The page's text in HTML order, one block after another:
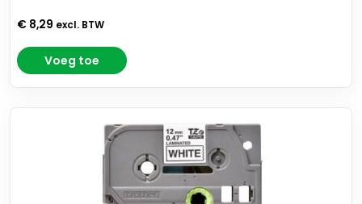
€ 8,29 excl. BTW
Voeg toe